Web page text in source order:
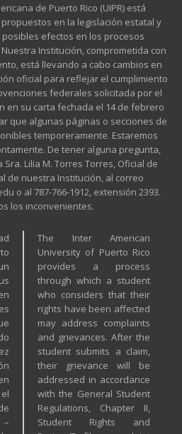
de Puerto Rico (UIPR) está
en la legislación estatal y
efectos en los procesos
Institución, comprometida con
está llevando a cabo cambios en
oficial para reflejar el cumplimiento
federales solicitada por el
en su carta fechada el 14 de febrero
que algunas páginas o secciones de
temporeramente. Estaremos
De tener alguna pregunta,
Lilia M. Torres Torres, Oficial de
de nuestra Institución, al correo
o al 787-766-1912, extensión 2393.
los inconvenientes.
–
The Inter American
University of Puerto Rico
provides a process
through which a student
who considers that their
rights have been affected
may address complaints
and grievances. After the
student submits a claim,
their grievance will be
addressed in accordance
with the General Student
Regulations, Chapter II,
Student Rights and